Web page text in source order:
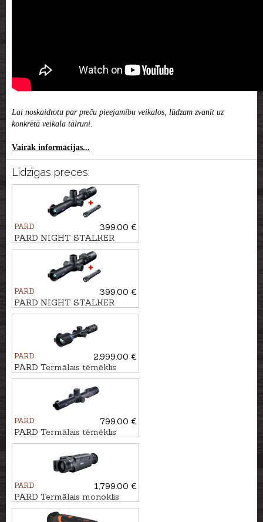
Lai noskaidrotu par preču pieejamību veikalos, lūdzam zvanīt uz
konkrētā veikala tālruni.
Vairāk informācijas...
Līdzīgas preces:
PARD
399.00 €
PARD NIGHT STALKER
MINI ar TL3 piegaismotāju
PARD
399.00 €
PARD NIGHT STALKER
MINI ar TL3 piegaismotāju
PARD
2,999.00 €
PARD Termālais tēmēklis
Pantera eX 640
PARD
799.00 €
PARD Termālais tēmēklis
PANTERA 256 Q
PARD
1,799.00 €
PARD Termālais monoklis
LEOPARD 640 ar tālmeru